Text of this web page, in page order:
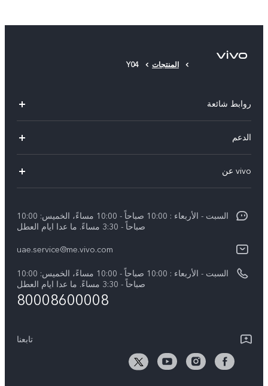
المنتجات Y04
روابط شائعة
X300 (New)
X200 FE (New)
Y39 5G
Y04
الدعم
مركز الخدمة
Funtouch OS
بيان الخصوصية بشأن خدمة العملاء
تنزيل جداول LUT لاستعادة السجل
vivo عن
الأخبار
الإشعارات القانونية
نبذة عنا
الأخبار
السبت - الأربعاء : 10:00 صباحاً - 10:00 مساءً، الخميس: 10:00
صباحاً - 3:30 مساءً. ما عدا ايام العطل
uae.service@me.vivo.com
السبت - الأربعاء : 10:00 صباحاً - 10:00 مساءً، الخميس: 10:00
صباحاً - 3:30 مساءً. ما عدا ايام العطل
80008600008
تابعنا